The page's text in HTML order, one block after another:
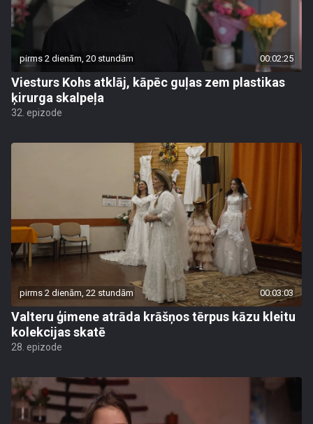
pirms 2 dienām, 20 stundām 00:02:25
Viesturs Kohs atklāj, kāpēc guļas zem plastikas
ķirurga skalpeļa
32. epizode
pirms 2 dienām, 22 stundām 00:03:03
Valteru ģimene atrāda krāšņos tērpus kāzu kleitu
kolekcijas skatē
28. epizode